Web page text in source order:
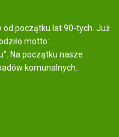
od początku lat 90-tych. Już
motto:
Na początku nasze
komunalnych.